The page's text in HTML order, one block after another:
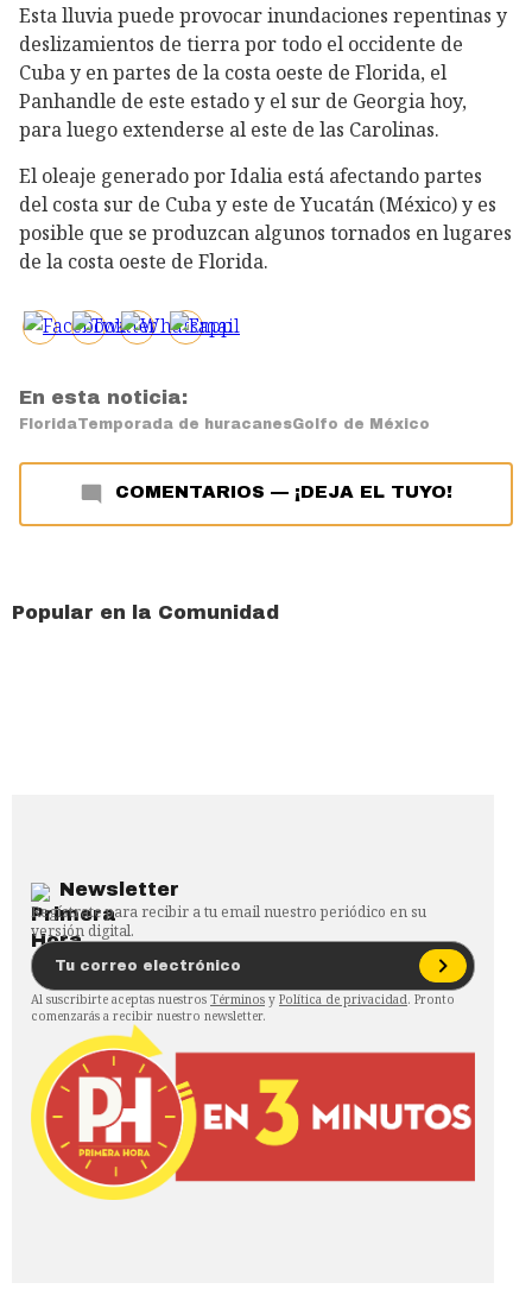
Esta lluvia puede provocar inundaciones repentinas y
deslizamientos de tierra por todo el occidente de
Cuba y en partes de la costa oeste de Florida, el
Panhandle de este estado y el sur de Georgia hoy,
para luego extenderse al este de las Carolinas.
El oleaje generado por Idalia está afectando partes
del costa sur de Cuba y este de Yucatán (México) y es
posible que se produzcan algunos tornados en lugares
de la costa oeste de Florida.
En esta noticia:
FloridaTemporada de huracanesGolfo de México
COMENTARIOS — ¡DEJA EL TUYO!
Popular en la Comunidad
Newsletter
Regístrate para recibir a tu email nuestro periódico en su
versión digital.
Al suscribirte aceptas nuestros Términos y Política de privacidad. Pronto
comenzarás a recibir nuestro newsletter.